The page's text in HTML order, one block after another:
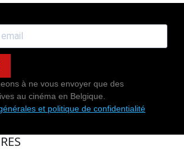
à ne vous envoyer que des
au cinéma en Belgique.
et politique de confidentialité